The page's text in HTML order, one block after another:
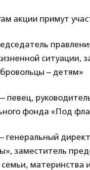
акции примут
ситуации,
– детям»
певец,
фонда «Под
генеральный
заместитель
материнства